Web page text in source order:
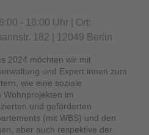
- 18:00 Uhr | Ort:
182 | 12049 Berlin
2024 möchten wir mit
und Expert:innen zum
wie eine soziale
Wohnprojekten im
und geförderten
(mit WBS) und den
aber auch respektive der